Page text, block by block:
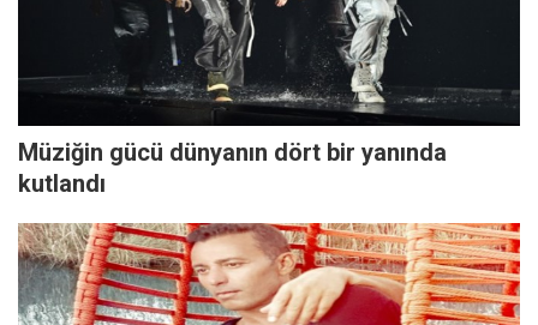
Müziğin gücü dünyanın dört bir yanında
kutlandı